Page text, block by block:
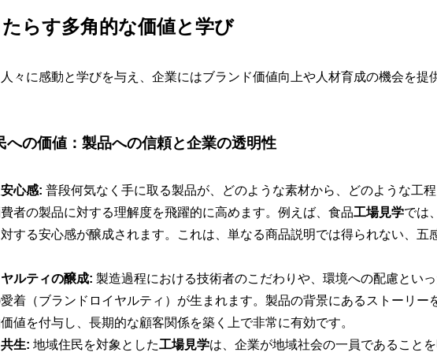
らす多角的な価値と学び
々に感動と学びを与え、企業にはブランド価値向上や人材育成の機会を提
への価値：製品への信頼と企業の透明性
心感: 普段何気なく手に取る製品が、どのような素材から、どのような工
者の製品に対する理解度を飛躍的に高めます。例えば、食品工場見学では
する安心感が醸成されます。これは、単なる商品説明では得られない、五
ルティの醸成: 製造過程における技術者のこだわりや、環境への配慮とい
着（ブランドロイヤルティ）が生まれます。製品の背景にあるストーリー
値を付与し、長期的な顧客関係を築く上で非常に有効です。
生: 地域住民を対象とした工場見学は、企業が地域社会の一員であること